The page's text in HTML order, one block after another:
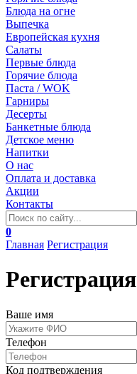
Блюда на огне
Выпечка
Европейская кухня
Салаты
Первые блюда
Горячие блюда
Паста / WOK
Гарниры
Десерты
Банкетные блюда
Детское меню
Напитки
О нас
Оплата и доставка
Акции
Контакты
0
Главная Регистрация
Регистрация
Ваше имя
Телефон
Код подтверждения